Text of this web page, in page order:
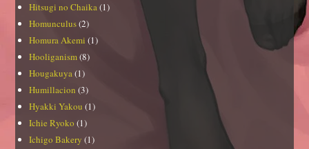
Hitsugi no Chaika(1)
Homunculus(2)
Homura Akemi (1)
Hooliganism(8)
Hougakuya(1)
Humillacion (3)
Hyakki Yakou (1)
Ichie Ryoko (1)
Ichigo Bakery (1)